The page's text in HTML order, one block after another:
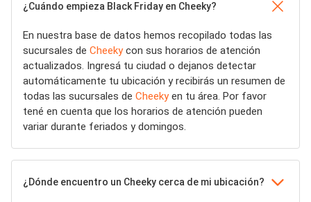
¿Cuándo empieza Black Friday en Cheeky?
En nuestra base de datos hemos recopilado todas las
sucursales de Cheekycon sus horarios de atención
actualizados. Ingresá tu ciudad o dejanos detectar
automáticamente tu ubicación y recibirás un resumen de
todas las sucursales de Cheekyen tu área. Por favor
tené en cuenta que los horarios de atención pueden
variar durante feriados y domingos.
¿Dónde encuentro un Cheeky cerca de mi ubicación?